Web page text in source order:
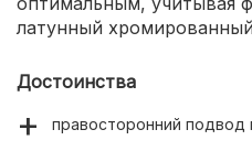
латунный
Достоинства
правосторонний подвод